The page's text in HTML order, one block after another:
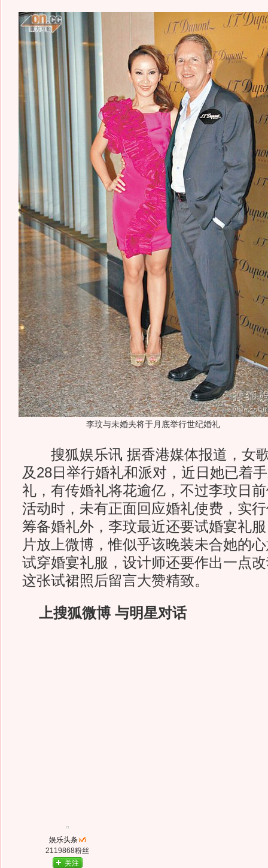
李玟与未婚夫将于月底举行世纪婚礼
搜狐娱乐讯 据香港媒体报道，女
及28日举行婚礼和派对，近日她已着
礼，有传婚礼将花逾亿，不过李玟日
活动时，未有正面回应婚礼使费，实
筹备婚礼外，李玟最近还要试婚宴礼
片放上微博，惟似乎该晚装未合她的
试穿婚宴礼服，设计师还要作出一点
这张试裙照后留言大赞精致。
上搜狐微博 与明星对话
娱乐头条
2119868粉丝
关注